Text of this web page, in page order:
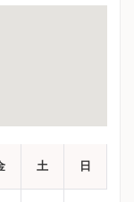
土 日